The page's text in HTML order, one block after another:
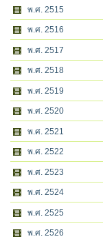
พ.ศ. 2515
พ.ศ. 2516
พ.ศ. 2517
พ.ศ. 2518
พ.ศ. 2519
พ.ศ. 2520
พ.ศ. 2521
พ.ศ. 2522
พ.ศ. 2523
พ.ศ. 2524
พ.ศ. 2525
พ.ศ. 2526